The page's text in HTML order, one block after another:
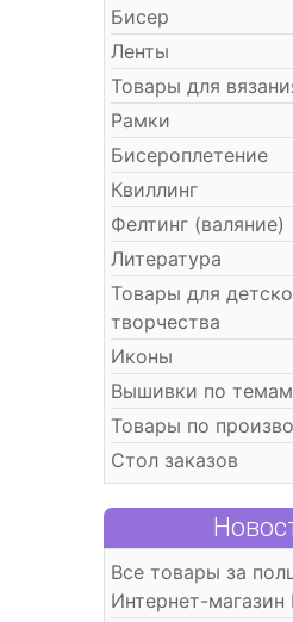
Бисер
Ленты
Товары для
Рамки
Бисероплетение
Квиллинг
Фелтинг (валяние)
Литература
Товары для
творчества
Иконы
Вышивки по темам
Товары по
Стол заказов
Все товары за
Интернет-магазин